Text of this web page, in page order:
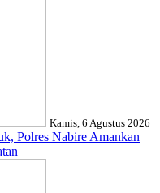
Kamis, 6 Agustus 2026
Polres Nabire Amankan